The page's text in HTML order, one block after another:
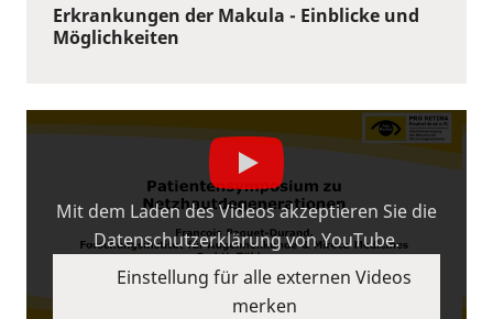
Erkrankungen der Makula - Einblicke und
Möglichkeiten
Mit dem Laden des Videos akzeptieren Sie die
Datenschutzerklärung von YouTube.
Einstellung für alle externen Videos
merken